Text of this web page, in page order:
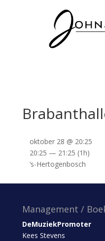
oktober 28 @ 20:25
20:25 — 21:25 (1h)
‘s-Hertogenbosch
Management /
DeMuziekPromoter
Kees Stevens